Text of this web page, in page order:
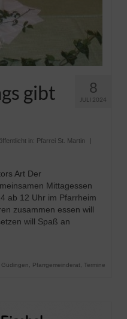
8
JULI 2024
gibt
in: Pfarrei St. Martin
|
Art Der
Mittagessen
ab 12 Uhr im Pfarrheim
zusammen essen will
will Spaß an
Güdingen Pfarrgemeinderat Termine